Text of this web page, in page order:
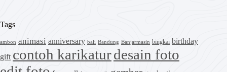
Tags
ambon animasi anniversary bali Bandung Banjarmasin bingkai birthday
gift contoh karikaturdesain foto